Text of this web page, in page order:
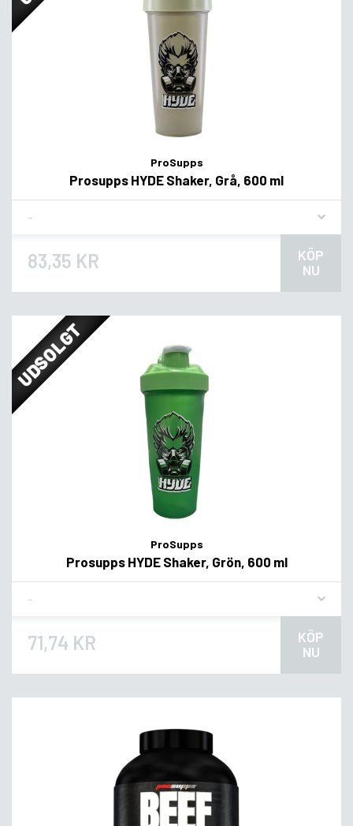
ProSupps
Prosupps HYDE Shaker, Grå, 600 ml
83,35 KR
KÖP
NU
UDSOLGT
ProSupps
Prosupps HYDE Shaker, Grön, 600 ml
71,74 KR
KÖP
NU